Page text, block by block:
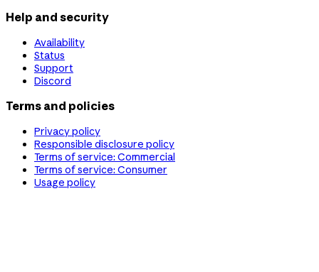
Help and security
Availability
Status
Support
Discord
Terms and policies
Privacy policy
Responsible disclosure policy
Terms of service: Commercial
Terms of service: Consumer
Usage policy